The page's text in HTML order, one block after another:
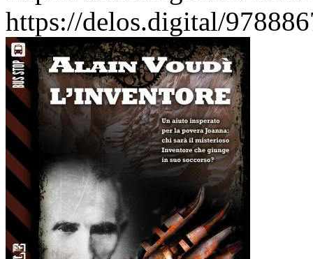
https://delos.digital/